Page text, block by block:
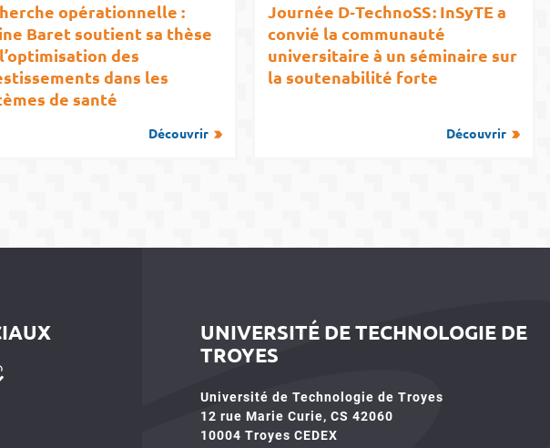
opérationnelle :
Baret soutient sa thèse
des
dans les
de santé
Découvrir
Journée D‑TechnoSS : InSyTE a
convié la communauté
universitaire à un séminaire sur
la soutenabilité forte
Découvrir
UNIVERSITÉ DE TECHNOLOGIE DE
TROYES
Université de Technologie de Troyes
12 rue Marie Curie, CS 42060
10004 Troyes CEDEX